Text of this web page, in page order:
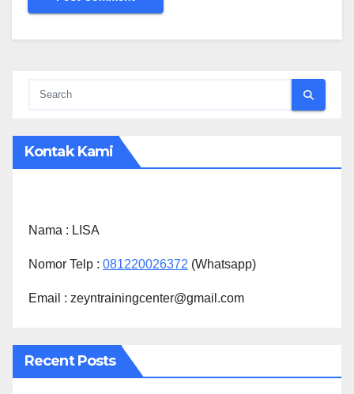
Kontak Kami
Nama : LISA
Nomor Telp : 081220026372 (Whatsapp)
Email : zeyntrainingcenter@gmail.com
Recent Posts